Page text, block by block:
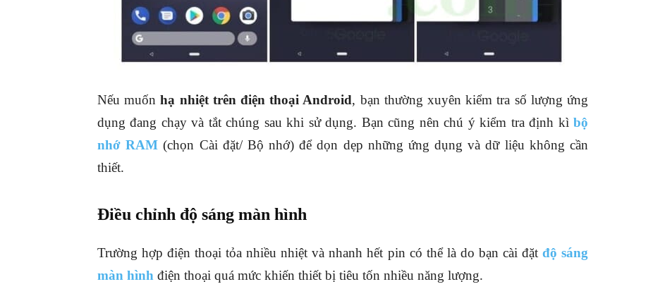
Nếu muốnhạ nhiệt trên điện thoại Android, bạn thường xuyên kiểm tra số lượng ứng
dụng đang chạy và tắt chúng sau khi sử dụng. Bạn cũng nên chú ý kiểm tra định kì bộ
nhớ RAM (chọn Cài đặt/ Bộ nhớ) để dọn dẹp những ứng dụng và dữ liệu không cần
thiết.
Điều chỉnh độ sáng màn hình
Trường hợp điện thoại tỏa nhiều nhiệt và nhanh hết pin có thể là do bạn cài đặt độ sáng
màn hình điện thoại quá mức khiến thiết bị tiêu tốn nhiều năng lượng.